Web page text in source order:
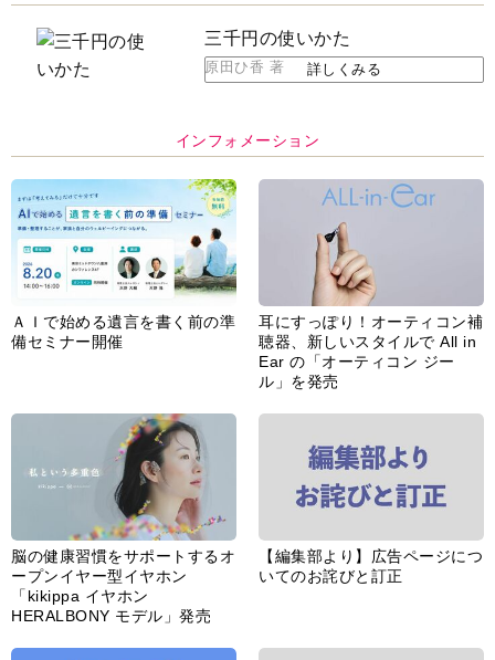
三千円の使いかた
原田ひ香 著 詳しくみる
インフォメーション
ＡＩで始める遺言を書く前の準
備セミナー開催
耳にすっぽり！オーティコン補
聴器、新しいスタイルで All in
Ear の「オーティコン ジー
ル」を発売
脳の健康習慣をサポートするオ
ープンイヤー型イヤホン
「kikippa イヤホン
HERALBONY モデル」発売
【編集部より】広告ページにつ
いてのお詫びと訂正